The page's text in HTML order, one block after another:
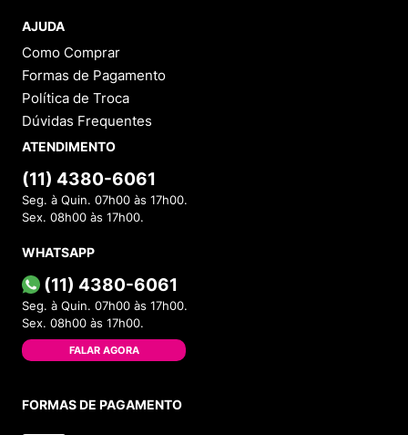
AJUDA
Como Comprar
Formas de Pagamento
Política de Troca
Dúvidas Frequentes
ATENDIMENTO
(11) 4380-6061
Seg. à Quin. 07h00 às 17h00.
Sex. 08h00 às 17h00.
WHATSAPP
(11) 4380-6061
Seg. à Quin. 07h00 às 17h00.
Sex. 08h00 às 17h00.
FALAR AGORA
FORMAS DE PAGAMENTO